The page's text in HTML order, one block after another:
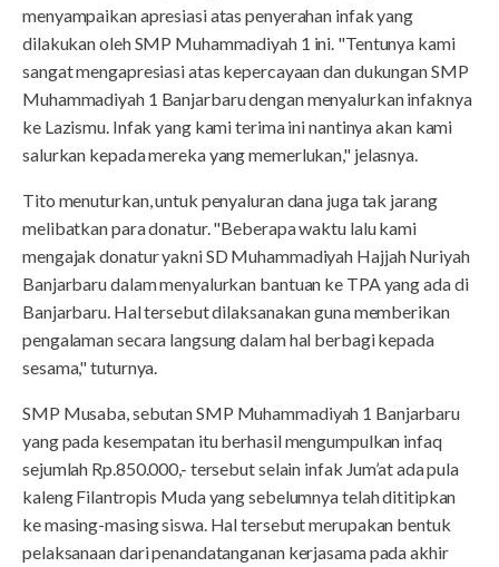
menyampaikan apresiasi atas penyerahan infak yang
dilakukan oleh SMP Muhammadiyah 1 ini. "Tentunya kami
sangat mengapresiasi atas kepercayaan dan dukungan SMP
Muhammadiyah 1 Banjarbaru dengan menyalurkan infaknya
ke Lazismu. Infak yang kami terima ini nantinya akan kami
salurkan kepada mereka yang memerlukan," jelasnya.
Tito menuturkan, untuk penyaluran dana juga tak jarang
melibatkan para donatur. "Beberapa waktu lalu kami
mengajak donatur yakni SD Muhammadiyah Hajjah Nuriyah
Banjarbaru dalam menyalurkan bantuan ke TPA yang ada di
Banjarbaru. Hal tersebut dilaksanakan guna memberikan
pengalaman secara langsung dalam hal berbagi kepada
sesama," tuturnya.
SMP Musaba, sebutan SMP Muhammadiyah 1 Banjarbaru
yang pada kesempatan itu berhasil mengumpulkan infaq
sejumlah Rp.850.000,- tersebut selain infak Jum’at ada pula
kaleng Filantropis Muda yang sebelumnya telah dititipkan
ke masing-masing siswa. Hal tersebut merupakan bentuk
pelaksanaan dari penandatanganan kerjasama pada akhir